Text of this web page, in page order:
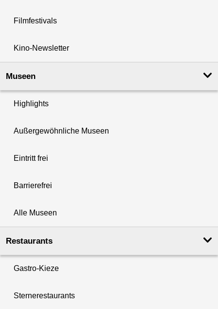
Filmfestivals
Kino-Newsletter
Museen
Highlights
Außergewöhnliche Museen
Eintritt frei
Barrierefrei
Alle Museen
Restaurants
Gastro-Kieze
Sternerestaurants